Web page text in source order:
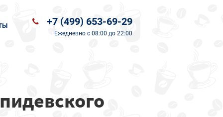
+7 (499) 653-69-29
Ежедневно с 08:00 до 22:00